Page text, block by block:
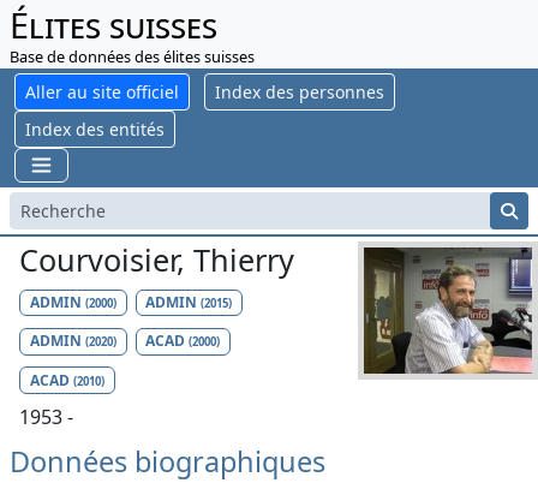
Élites suisses
Base de données des élites suisses
Aller au site officiel
Index des personnes
Index des entités
Courvoisier, Thierry
ADMIN (2000) ADMIN(2015)
ADMIN (2020) ACAD(2000)
ACAD (2010)
1953 -
Données biographiques